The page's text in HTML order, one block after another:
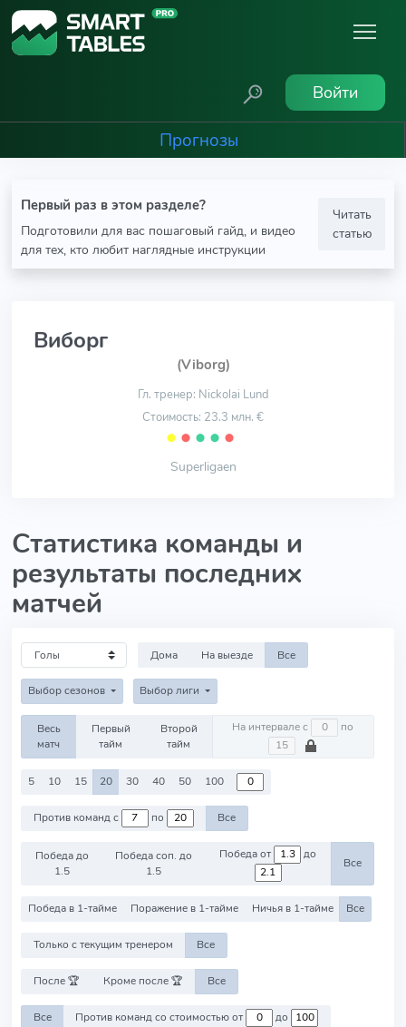
Войти
Прогнозы
Первый раз в этом разделе?
Подготовили для вас пошаговый гайд, и видео
для тех, кто любит наглядные инструкции
Читать
статью
Виборг
(Viborg)
Гл. тренер: Nickolai Lund
Стоимость: 23.3 млн. €
⬤ ⬤ ⬤ ⬤ ⬤
Superligaen
Статистика команды и
результаты последних
матчей
Дома На выезде Все
Выбор сезонов Выбор лиги
Весь
матч
Первый
тайм
Второй
тайм
На интервале с по
5 10 15 20 30 40 50 100
Против команд с по Все
Победа до
1.5
Победа соп. до
1.5
Победа от до
Все
Победа в 1-тайме Поражение в 1-тайме Ничья в 1-тайме Все
Только с текущим тренером Все
После 🏆 Кроме после 🏆 Все
Все Против команд со стоимостью от до